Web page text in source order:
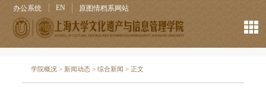
办公系统 EN 原图情档系网站
学院概况 > 新闻动态 >综合新闻 > 正文